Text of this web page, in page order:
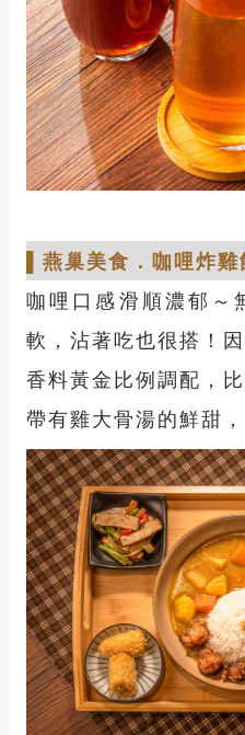
燕巢美食 ． 咖哩炸雞
咖哩口感滑順濃郁～
軟，沾著吃也很搭！
香料黃金比例調配，
帶有雞大骨湯的鮮甜